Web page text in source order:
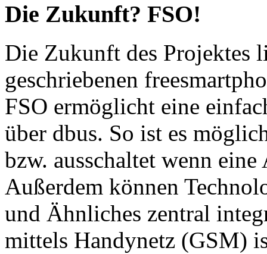
Die Zukunft? FSO!
Die Zukunft des Projektes
geschriebenen
FSO ermöglicht eine
über dbus. So ist es
bzw. ausschaltet wenn
Außerdem können
und Ähnliches zentral
mittels Handynetz (GSM)